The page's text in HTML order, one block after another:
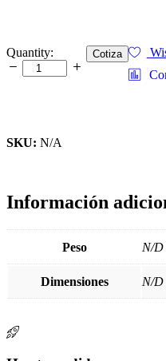
6010
Blanco
24"x50M
Quantity: Cotiza
SKU: N/A
Información
Peso N/D
Dimensiones N/D